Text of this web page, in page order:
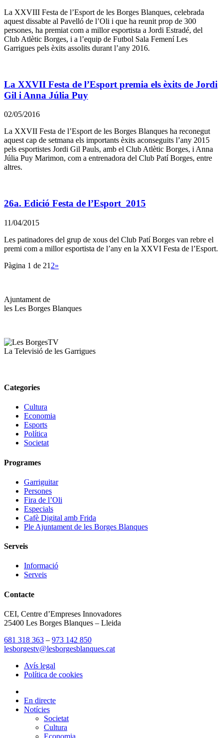
La XXVIII Festa de l’Esport de les Borges Blanques, celebrada
aquest dissabte al Pavelló de l’Oli i que ha reunit prop de 300
persones, ha premiat com a millor esportista a Jordi Estradé, del
Club Atlètic Borges, i a l’equip de Futbol Sala Femení Les
Garrigues pels èxits assolits durant l’any 2016.
La XXVII Festa de l’Esport premia els èxits de Jordi
Gil i Anna Júlia Puy
02/05/2016
La XXVII Festa de l’Esport de les Borges Blanques ha reconegut
aquest cap de setmana els importants èxits aconseguits l’any 2015
pels esportistes Jordi Gil Pauls, amb el Club Atlètic Borges, i Anna
Júlia Puy Marimon, com a entrenadora del Club Patí Borges, entre
altres.
26a. Edició Festa de l’Esport_2015
11/04/2015
Les patinadores del grup de xous del Club Patí Borges van rebre el
premi com a millor esportista de l’any en la XXVI Festa de l’Esport.
Pàgina 1 de 21 2»
Ajuntament de
les Les Borges Blanques
La Televisió de les Garrigues
Categories
Cultura
Economia
Esports
Política
Societat
Programes
Garriguitar
Persones
Fira de l’Oli
Especials
Cafè Digital amb Frida
Ple Ajuntament de les Borges Blanques
Serveis
Informació
Serveis
Contacte
CEI, Centre d’Empreses Innovadores
25400 Les Borges Blanques – Lleida
681 318 363 – 973 142 850
lesborgestv@lesborgesblanques.cat
Avís legal
Política de cookies
En directe
Notícies
Societat
Cultura
Economia